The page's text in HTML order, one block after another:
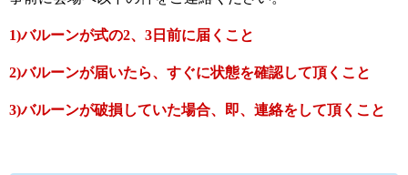
1)バルーンが式の2、3日前に届くこと
2)バルーンが届いたら、すぐに状態を確認して頂くこと
3)バルーンが破損していた場合、即、連絡をして頂くこと